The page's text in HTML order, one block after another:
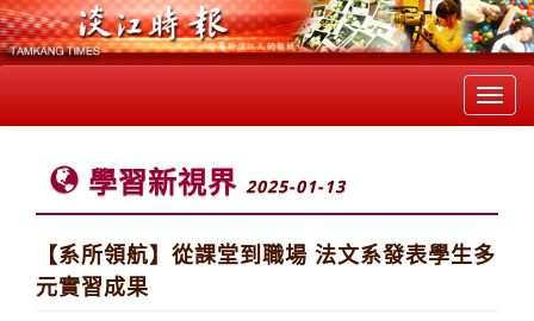
學習新視界 2025-01-13
【系所領航】從課堂到職場 法文系發表學生多
元實習成果